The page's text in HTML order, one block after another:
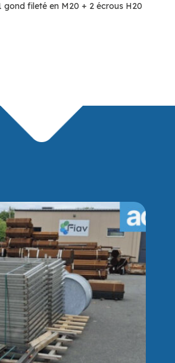
gond fileté en M20 + 2 écrous H20